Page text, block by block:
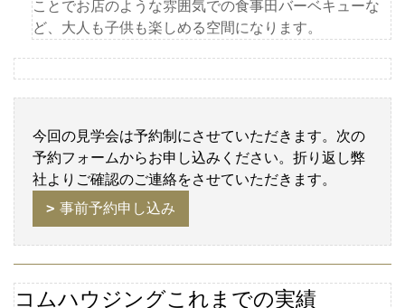
ことでお店のような雰囲気での食事田バーベキューな
ど、大人も子供も楽しめる空間になります。
今回の見学会は予約制にさせていただきます。次の
予約フォームからお申し込みください。折り返し弊
社よりご確認のご連絡をさせていただきます。
事前予約申し込み
コムハウジングこれまでの実績